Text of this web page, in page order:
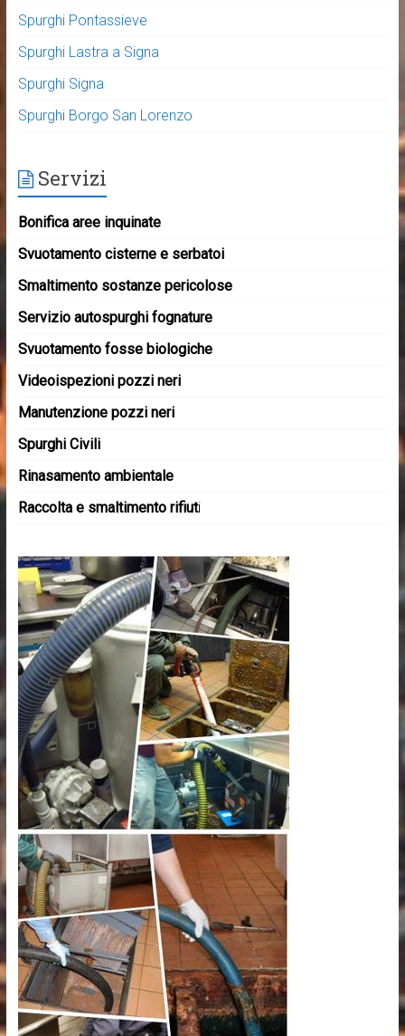
Spurghi Pontassieve
Spurghi Lastra a Signa
Spurghi Signa
Spurghi Borgo San Lorenzo
Servizi
Bonifica aree inquinate
Svuotamento cisterne e serbatoi
Smaltimento sostanze pericolose
Servizio autospurghi fognature
Svuotamento fosse biologiche
Videoispezioni pozzi neri
Manutenzione pozzi neri
Spurghi Civili
Rinasamento ambientale
Raccolta e smaltimento rifiuti